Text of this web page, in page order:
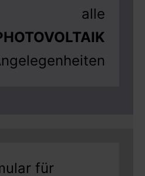
alle
für